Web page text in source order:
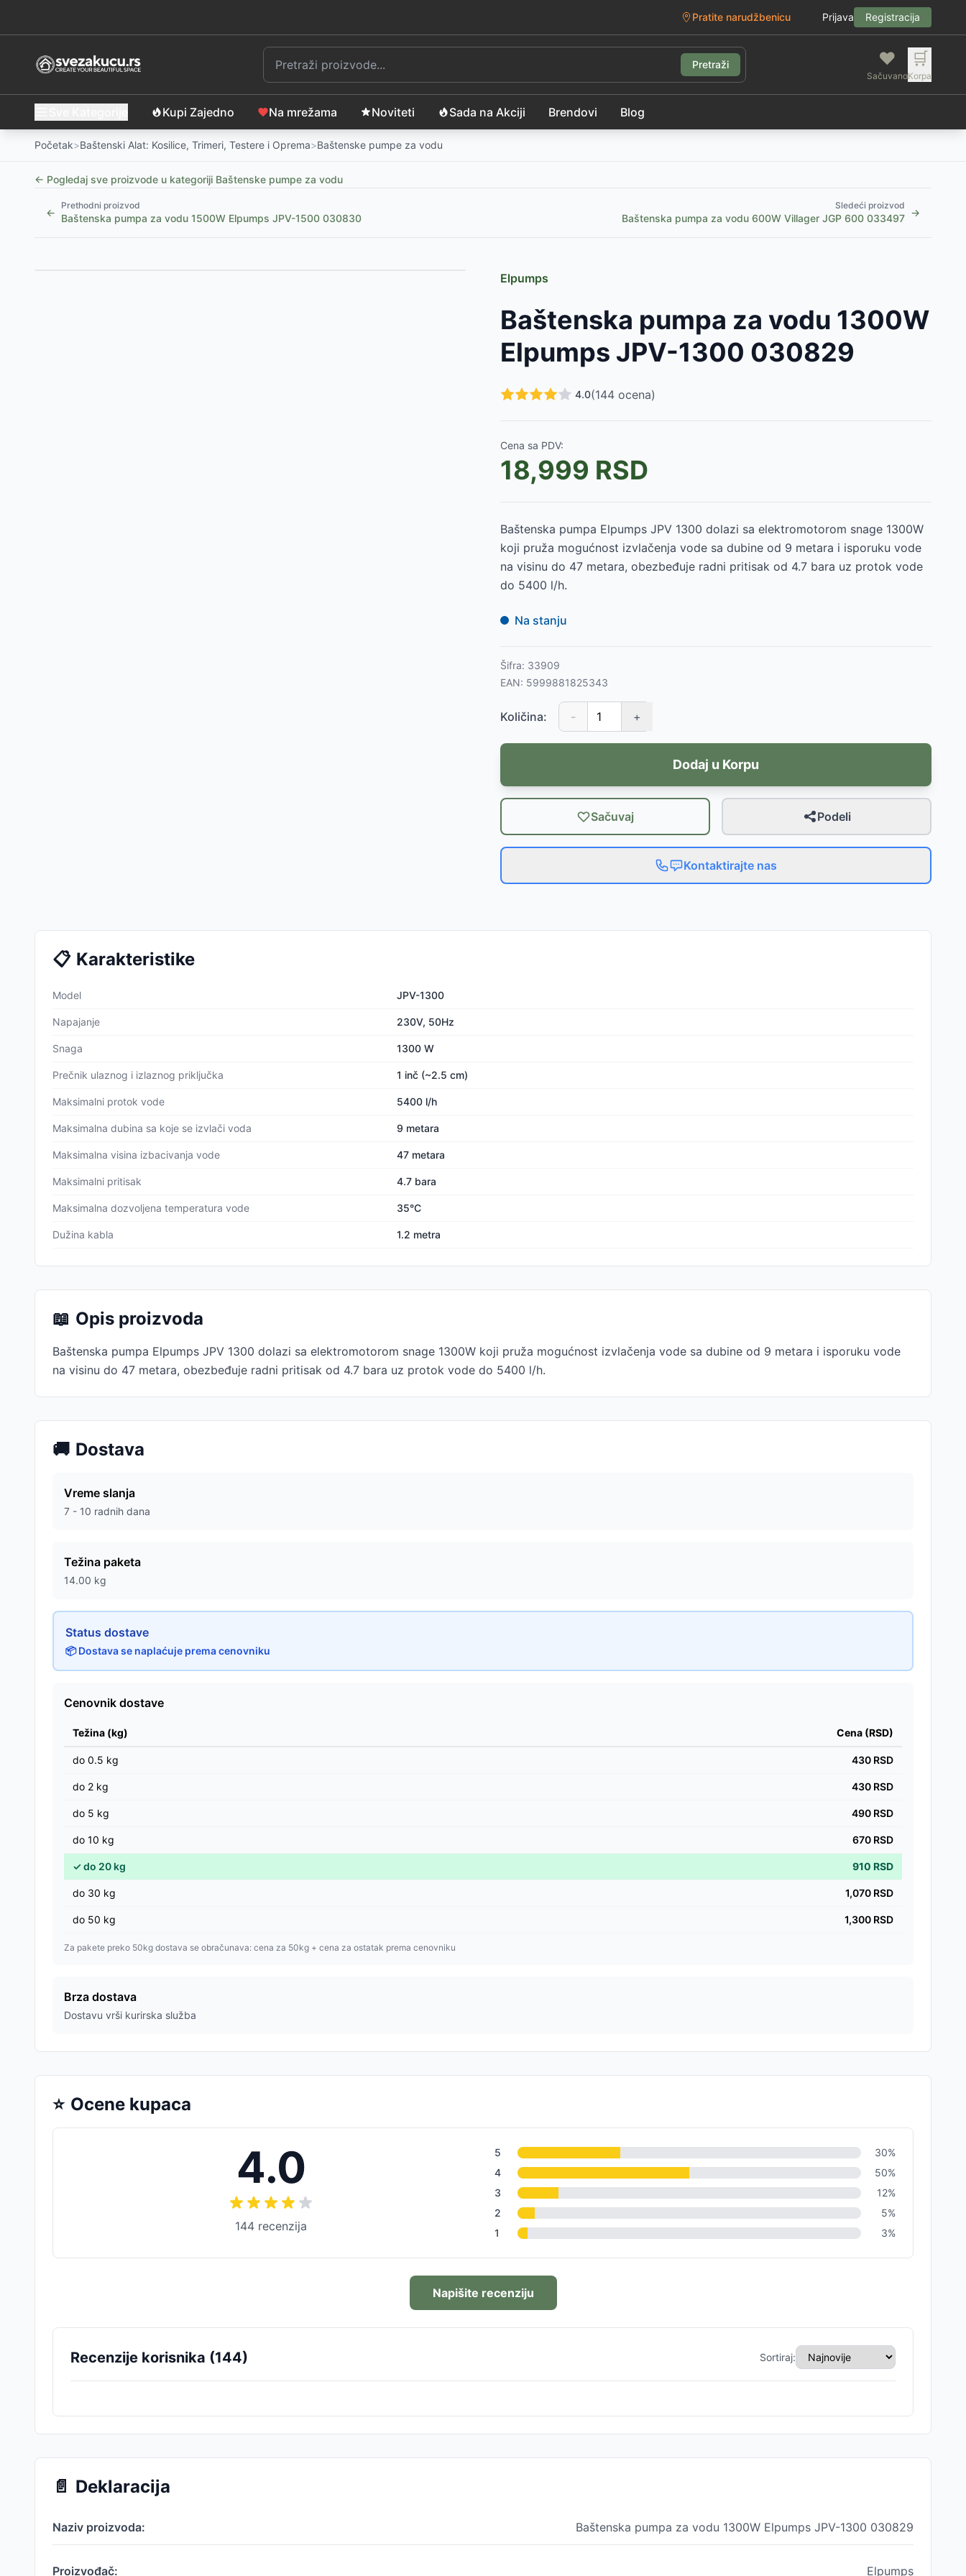
Pratite narudžbenicu Prijava Registracija
Pretraži ❤️
Sačuvano
🛒
Korpa
Kupi Zajedno Na mrežama Noviteti Sada na Akciji Brendovi Blog
Početak>Baštenski Alat: Kosilice, Trimeri, Testere i Oprema>Baštenske pumpe za vodu
← Pogledaj sve proizvode u kategoriji Baštenske pumpe za vodu
←
Prethodni proizvod
Baštenska pumpa za vodu 1500W Elpumps JPV-1500 030830
Sledeći proizvod
Baštenska pumpa za vodu 600W Villager JGP 600 033497 →
Elpumps
Baštenska pumpa za vodu 1300W
Elpumps JPV-1300 030829
4.0(144 ocena)
Cena sa PDV:
18,999 RSD
Baštenska pumpa Elpumps JPV 1300 dolazi sa elektromotorom snage 1300W
koji pruža mogućnost izvlačenja vode sa dubine od 9 metara i isporuku vode
na visinu do 47 metara, obezbeđuje radni pritisak od 4.7 bara uz protok vode
do 5400 l/h.
Na stanju
Šifra: 33909
EAN: 5999881825343
Količina: - +
Dodaj u Korpu
Sačuvaj Podeli
Kontaktirajte nas
📋 Karakteristike
Model JPV-1300
Napajanje 230V, 50Hz
Snaga 1300 W
Prečnik ulaznog i izlaznog priključka 1 inč (~2.5 cm)
Maksimalni protok vode 5400 l/h
Maksimalna dubina sa koje se izvlači voda 9 metara
Maksimalna visina izbacivanja vode 47 metara
Maksimalni pritisak 4.7 bara
Maksimalna dozvoljena temperatura vode 35°C
Dužina kabla 1.2 metra
📖 Opis proizvoda
Baštenska pumpa Elpumps JPV 1300 dolazi sa elektromotorom snage 1300W koji pruža mogućnost izvlačenja vode sa dubine od 9 metara i isporuku vode
na visinu do 47 metara, obezbeđuje radni pritisak od 4.7 bara uz protok vode do 5400 l/h.
🚚 Dostava
Vreme slanja
7 - 10 radnih dana
Težina paketa
14.00 kg
Status dostave
📦 Dostava se naplaćuje prema cenovniku
Cenovnik dostave
Težina (kg) Cena (RSD)
do 0.5 kg 430 RSD
do 2 kg 430 RSD
do 5 kg 490 RSD
do 10 kg 670 RSD
✓do 20 kg 910 RSD
do 30 kg 1,070 RSD
do 50 kg 1,300 RSD
Za pakete preko 50kg dostava se obračunava: cena za 50kg + cena za ostatak prema cenovniku
Brza dostava
Dostavu vrši kurirska služba
⭐ Ocene kupaca
4.0
144 recenzija
5 30%
4
50%
3
12%
2
5%
1
3%
Napišite recenziju
Recenzije korisnika (144) Sortiraj:
📄 Deklaracija
Naziv proizvoda: Baštenska pumpa za vodu 1300W Elpumps JPV-1300 030829
Proizvođač: Elpumps